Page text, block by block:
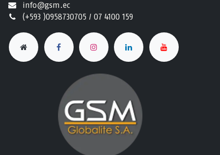
info@gsm.ec​
(+593 )0958730705 / 07 4100 159